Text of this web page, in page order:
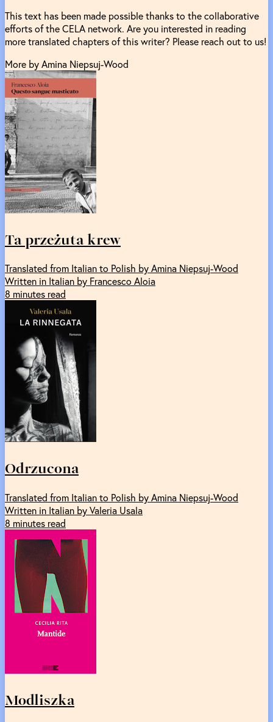
This text has been made possible thanks to the collaborative
efforts of the CELA network. Are you interested in reading
more translated chapters of this writer? Please reach out to us!
More by Amina Niepsuj-Wood
Ta przeżuta krew
Translated from Italian to Polish by Amina Niepsuj-Wood
Written in Italian by Francesco Aloia
8 minutes read
Odrzucona
Translated from Italian to Polish by Amina Niepsuj-Wood
Written in Italian by Valeria Usala
8 minutes read
Modliszka